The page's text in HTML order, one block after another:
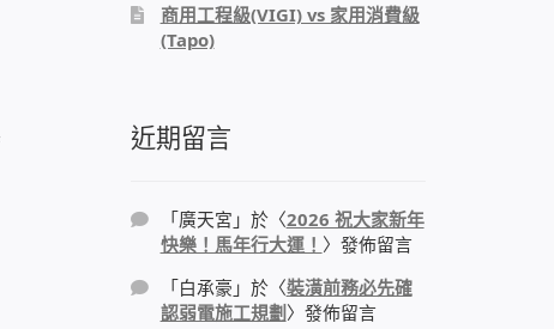
商用工程級(VIGI) vs 家用消費級
(Tapo)
近期留言
「廣天宮 」於〈2026 祝大家新年
快樂！馬年行大運！ 〉發佈留言
「白承豪 」於〈裝潢前務必先確
認弱電施工規劃〉發佈留言